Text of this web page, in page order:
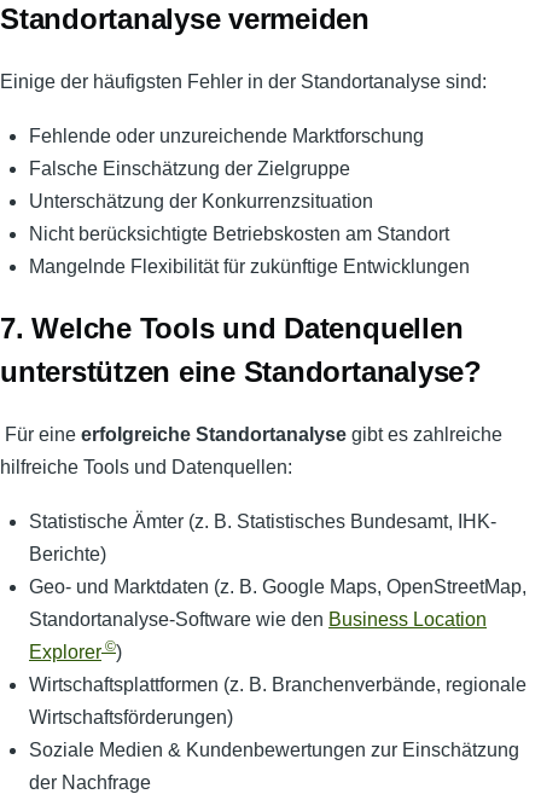
Standortanalyse vermeiden
Einige der häufigsten Fehler in der Standortanalyse sind:
Fehlende oder unzureichende Marktforschung
Falsche Einschätzung der Zielgruppe
Unterschätzung der Konkurrenzsituation
Nicht berücksichtigte Betriebskosten am Standort
Mangelnde Flexibilität für zukünftige Entwicklungen
7. Welche Tools und Datenquellen
unterstützen eine Standortanalyse?
Für eine erfolgreiche Standortanalyse gibt es zahlreiche
hilfreiche Tools und Datenquellen:
Statistische Ämter (z. B. Statistisches Bundesamt, IHK-
Berichte)
Geo- und Marktdaten (z. B. Google Maps, OpenStreetMap,
Standortanalyse-Software wie den Business Location
Explorer ©)
Wirtschaftsplattformen (z. B. Branchenverbände, regionale
Wirtschaftsförderungen)
Soziale Medien & Kundenbewertungen zur Einschätzung
der Nachfrage